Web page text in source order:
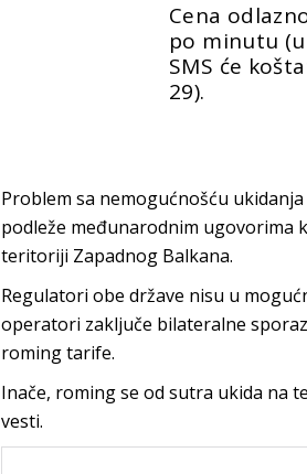
Cena
po minutu
SMS će
29).
Problem sa nemogućnošću
podleže međunarodnim ugovorima
teritoriji Zapadnog Balkana.
Regulatori obe države nisu u
operatori zaključe bilateralne
roming tarife.
Inače, roming se od sutra ukida na
vesti.